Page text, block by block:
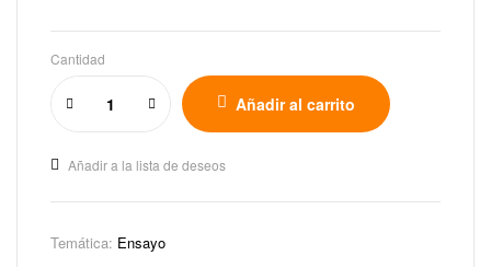
Cantidad
Añadir al carrito
Añadir a la lista de deseos
Temática: Ensayo